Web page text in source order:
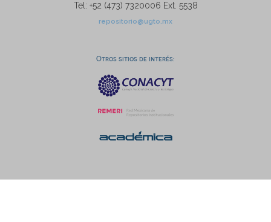
Tel: +52 (473) 7320006 Ext. 5538
repositorio@ugto.mx
Otros sitios de interés: